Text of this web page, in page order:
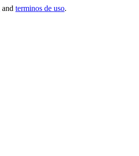
and terminos de uso.